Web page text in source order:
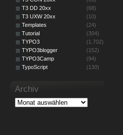
T3 DD 20xx
(68)
T3 UXW 20xx
(10)
Templates
(24)
Tutorial
(304)
TYPO3
(1.702)
TYPO3blogger
(152)
TYPO3Camp
(94)
TypoScript
(130)
Archiv